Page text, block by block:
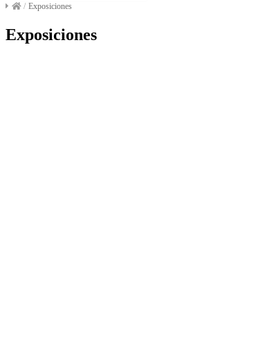
/ Exposiciones
Exposiciones